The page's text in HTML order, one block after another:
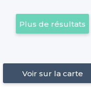
Plus de résultats
Voir sur la carte